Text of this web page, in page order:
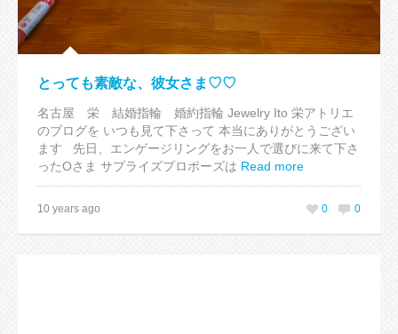
とっても素敵な、彼女さま♡♡
名古屋 栄 結婚指輪 婚約指輪 Jewelry Ito 栄アトリエ
のブログを いつも見て下さって 本当にありがとうござい
ます 先日、エンゲージリングをお一人で選びに来て下さ
ったOさま サプライズプロポーズは Read more
10 years ago 0
0